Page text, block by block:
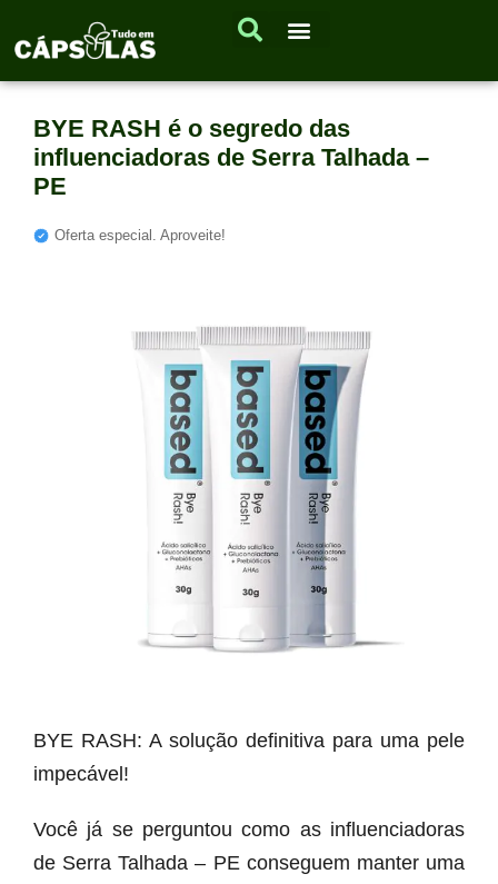
BYE RASH é o segredo das
influenciadoras de Serra Talhada –
PE
Oferta especial. Aproveite!
BYE RASH: A solução definitiva para uma pele
impecável!
Você já se perguntou como as influenciadoras
de Serra Talhada – PE conseguem manter uma